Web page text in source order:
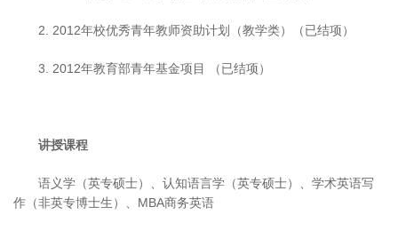
2. 2012年校优秀青年教师资助计划（教学类）（已结项）
3. 2012年教育部青年基金项目 （已结项）
讲授课程
语义学（英专硕士）、认知语言学（英专硕士）、学术英语写
作（非英专博士生）、MBA商务英语